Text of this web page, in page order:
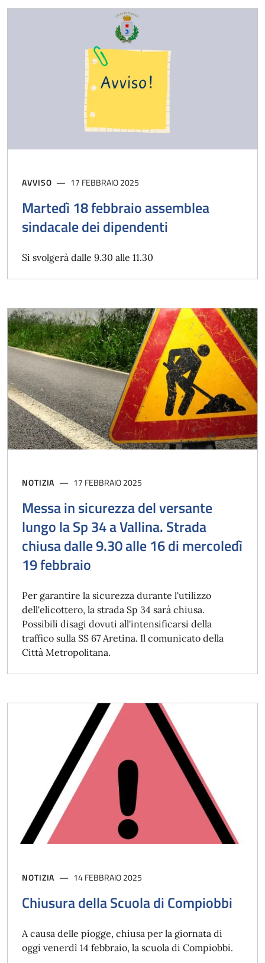
AVVISO 17 FEBBRAIO 2025
Martedì 18 febbraio assemblea
sindacale dei dipendenti
Si svolgerà dalle 9.30 alle 11.30
NOTIZIA 17 FEBBRAIO 2025
Messa in sicurezza del versante
lungo la Sp 34 a Vallina. Strada
chiusa dalle 9.30 alle 16 di mercoledì
19 febbraio
Per garantire la sicurezza durante l'utilizzo
dell'elicottero, la strada Sp 34 sarà chiusa.
Possibili disagi dovuti all'intensificarsi della
traffico sulla SS 67 Aretina. Il comunicato della
Città Metropolitana.
NOTIZIA 14 FEBBRAIO 2025
Chiusura della Scuola di Compiobbi
A causa delle piogge, chiusa per la giornata di
oggi venerdì 14 febbraio, la scuola di Compiobbi.